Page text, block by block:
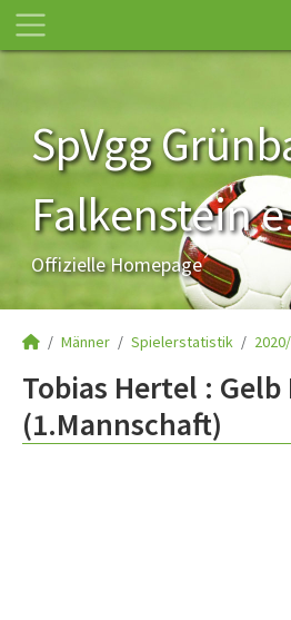
SpVgg
Falkenstein
Offizielle Homepage
Männer Spielerstatistik
Tobias Hertel :
(1.Mannschaft)